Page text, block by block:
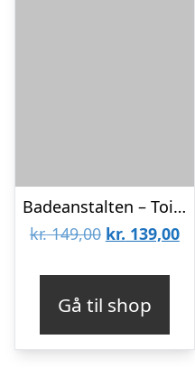
Badeanstalten – Toilettaske
kr.149,00 Den
var:
kr. 149,00.
kr. 139,00
Gå til shop